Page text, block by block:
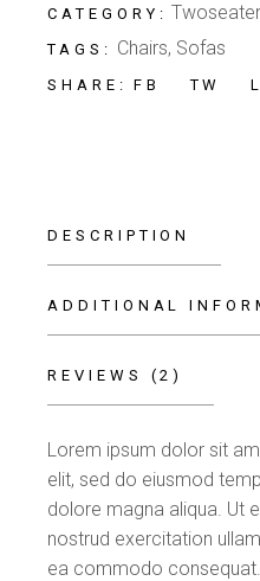
CATEGORY:
TAGS: Chairs, Sofas
SHARE: FB TW
DESCRIPTION
ADDITIONAL
REVIEWS (2)
Lorem ipsum dolor sit
elit, sed do eiusmod
dolore magna aliqua. Ut
nostrud exercitation
ea commodo